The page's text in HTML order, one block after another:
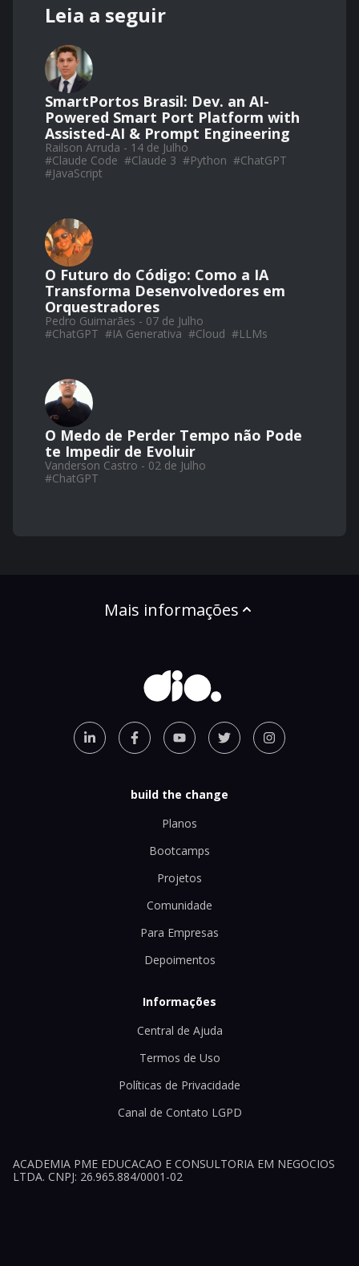
Leia a seguir
SmartPortos Brasil: Dev. an AI-
Powered Smart Port Platform with
Assisted-AI & Prompt Engineering
Railson Arruda - 14 de Julho
#Claude Code #Claude 3 #Python #ChatGPT
#JavaScript
O Futuro do Código: Como a IA
Transforma Desenvolvedores em
Orquestradores
Pedro Guimarães - 07 de Julho
#ChatGPT #IA Generativa #Cloud #LLMs
O Medo de Perder Tempo não Pode
te Impedir de Evoluir
Vanderson Castro - 02 de Julho
#ChatGPT
Mais informações
build the change
Planos
Bootcamps
Projetos
Comunidade
Para Empresas
Depoimentos
Informações
Central de Ajuda
Termos de Uso
Políticas de Privacidade
Canal de Contato LGPD
ACADEMIA PME EDUCACAO E CONSULTORIA EM NEGOCIOS
LTDA. CNPJ: 26.965.884/0001-02